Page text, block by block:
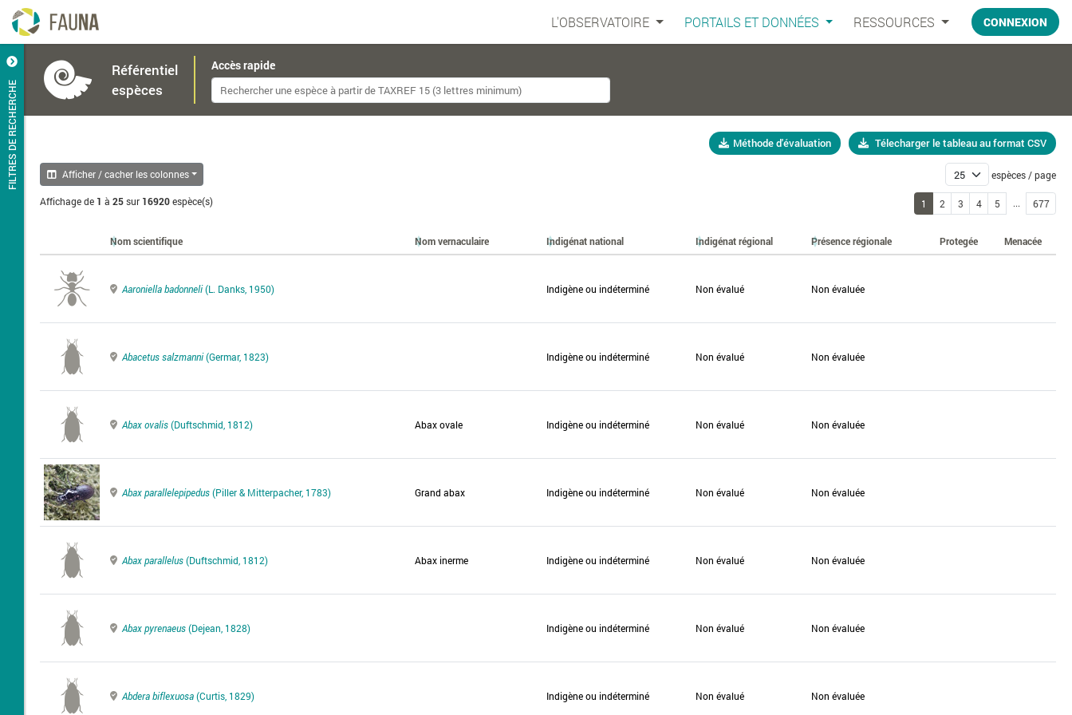
L'OBSERVATOIRE PORTAILS ET DONNÉES RESSOURCES CONNEXION
FILTRES DE RECHERCHE
Référentiel
espèces
Accès rapide
Méthode d'évaluation Télecharger le tableau au format CSV
Afficher / cacher les colonnes
Affichage de 1 à 25sur 16920espèce(s)
espèces / page
1 2 3 4 5 ... 677
Nom scientifique Nom vernaculaire Indigénat national Indigénat régional Présence régionale Protegée Menacée
Aaroniella badonneli(L. Danks, 1950) Indigène ou indéterminé Non évalué Non évaluée
Abacetus salzmanni(Germar, 1823) Indigène ou indéterminé Non évalué Non évaluée
Abax ovalis(Duftschmid, 1812) Abax ovale Indigène ou indéterminé Non évalué Non évaluée
Abax parallelepipedus(Piller & Mitterpacher, 1783) Grand abax Indigène ou indéterminé Non évalué Non évaluée
Abax parallelus(Duftschmid, 1812) Abax inerme Indigène ou indéterminé Non évalué Non évaluée
Abax pyrenaeus(Dejean, 1828) Indigène ou indéterminé Non évalué Non évaluée
Abdera biflexuosa(Curtis, 1829) Indigène ou indéterminé Non évalué Non évaluée